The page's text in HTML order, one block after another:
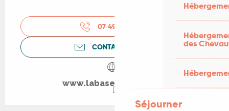
des
Séjourner
07 49 57 39
CONTACTEZ-NOUS
www.labase-nautique.fr